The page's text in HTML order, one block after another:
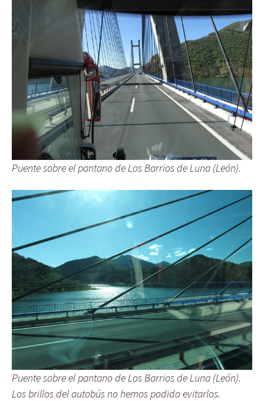
Puente sobre el pantano de Los Barrios de Luna (León).
Puente sobre el pantano de Los Barrios de Luna (León).
Los brillos del autobús no hemos podido evitarlos.